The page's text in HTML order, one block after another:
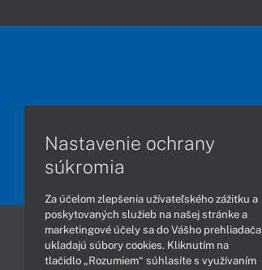
Informácie
Nastavenie ochrany
súkromia
Za účelom zlepšenia užívateľského zážitku a
poskytovaných služieb na našej stránke a
marketingové účely sa do Vášho prehliadača
ukladajú súbory cookies. Kliknutím na
tlačidlo „Rozumiem“ súhlasíte s využívaním